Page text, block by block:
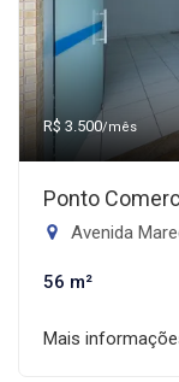
R$ 3.500/mês
Ponto
Avenida
56 m²
Mais